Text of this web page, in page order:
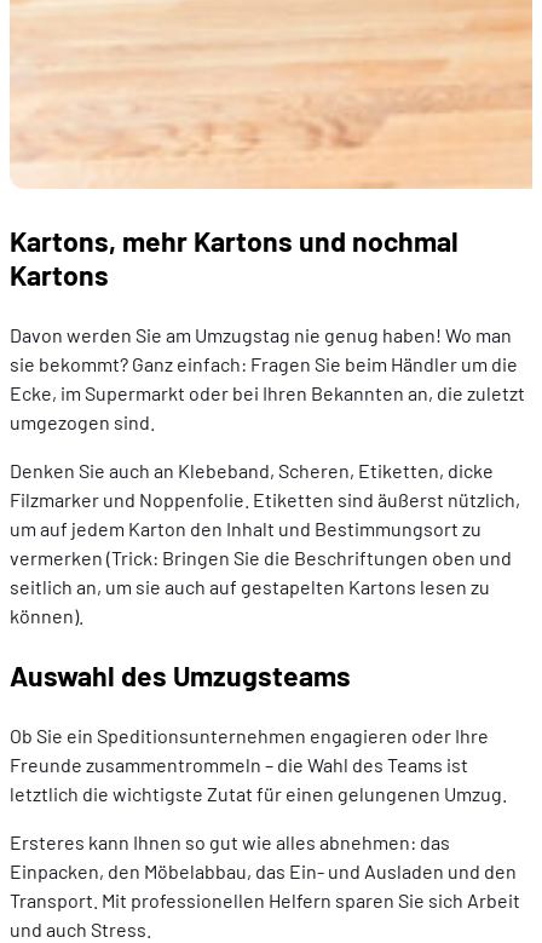
Kartons, mehr Kartons und nochmal
Kartons
Davon werden Sie am Umzugstag nie genug haben! Wo man
sie bekommt? Ganz einfach: Fragen Sie beim Händler um die
Ecke, im Supermarkt oder bei Ihren Bekannten an, die zuletzt
umgezogen sind.
Denken Sie auch an Klebeband, Scheren, Etiketten, dicke
Filzmarker und Noppenfolie. Etiketten sind äußerst nützlich,
um auf jedem Karton den Inhalt und Bestimmungsort zu
vermerken (Trick: Bringen Sie die Beschriftungen oben und
seitlich an, um sie auch auf gestapelten Kartons lesen zu
können).
Auswahl des Umzugsteams
Ob Sie ein Speditionsunternehmen engagieren oder Ihre
Freunde zusammentrommeln – die Wahl des Teams ist
letztlich die wichtigste Zutat für einen gelungenen Umzug.
Ersteres kann Ihnen so gut wie alles abnehmen: das
Einpacken, den Möbelabbau, das Ein- und Ausladen und den
Transport. Mit professionellen Helfern sparen Sie sich Arbeit
und auch Stress.